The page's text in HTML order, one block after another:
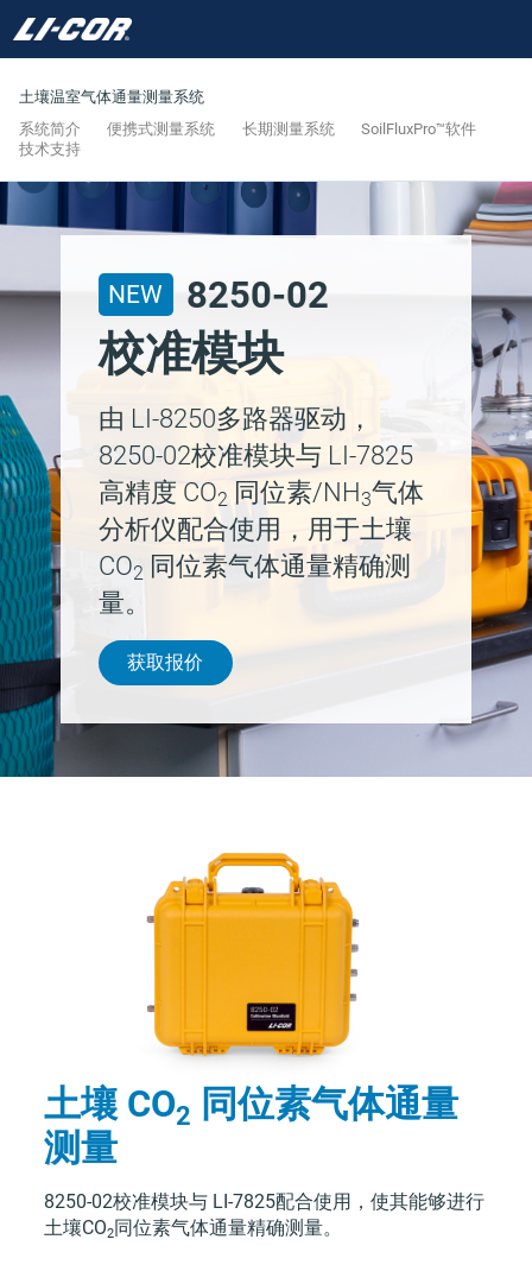
土壤温室气体通量测量系统
系统简介
便携式测量系统 长期测量系统
SoilFluxPro™软件
技术支持
NEW 8250-02
校准模块
由 LI-8250多路器驱动，
8250-02校准模块与 LI-7825
高精度 CO2 同位素/NH3气体
分析仪配合使用，用于土壤
CO2 同位素气体通量精确测
量。
获取报价
土壤 CO2 同位素气体通量
测量
8250-02校准模块与 LI-7825配合使用，使其能够进行
土壤CO2同位素气体通量精确测量。